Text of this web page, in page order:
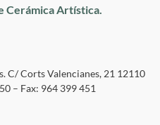
Cerámica Artística.
C/ Corts Valencianes, 21 12110
– Fax: 964 399 451